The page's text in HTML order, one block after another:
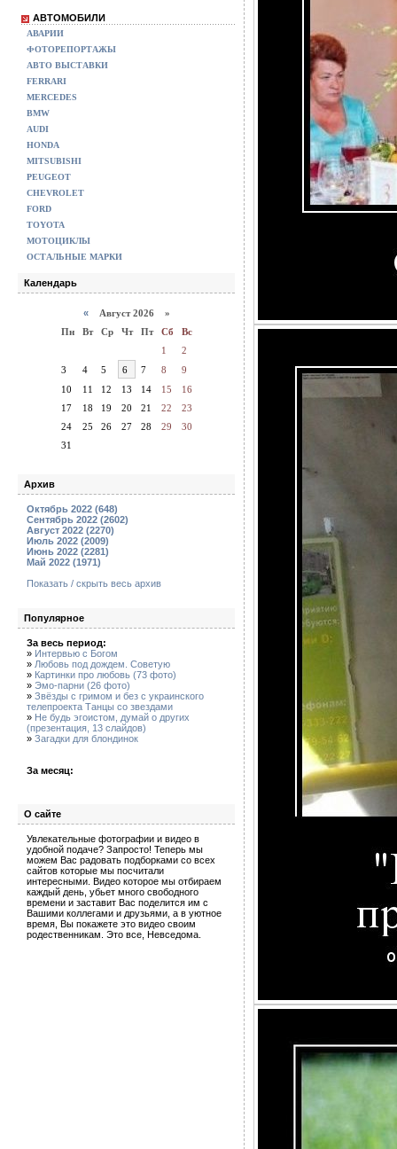
АВТОМОБИЛИ
АВАРИИ
ФОТОРЕПОРТАЖЫ
АВТО ВЫСТАВКИ
FERRARI
MERCEDES
BMW
AUDI
HONDA
MITSUBISHI
PEUGEOT
CHEVROLET
FORD
TOYOTA
МОТОЦИКЛЫ
ОСТАЛЬНЫЕ МАРКИ
Календарь
« Август 2026 »
Пн
Вт Ср Чт Пт Сб
Вс
1
2
3
4 5 6 7 8
9
10
11 12 13 14 15
16
17
18 19 20 21 22
23
24
25 26 27 28 29
30
31
Архив
Октябрь 2022 (648)
Сентябрь 2022 (2602)
Август 2022 (2270)
Июль 2022 (2009)
Июнь 2022 (2281)
Май 2022 (1971)
Показать / скрыть весь архив
Популярное
За весь период:
» Интервью с Богом
» Любовь под дождем. Советую
» Картинки про любовь (73 фото)
» Эмо-парни (26 фото)
» Звёзды с гримом и без с украинского
телепроекта Танцы со звездами
» Не будь эгоистом, думай о других
(презентация, 13 слайдов)
» Загадки для блондинок
За месяц:
О сайте
Увлекательные фотографии и видео в
удобной подаче? Запросто! Теперь мы
можем Вас радовать подборками со всех
сайтов которые мы посчитали
интересными. Видео которое мы отбираем
каждый день, убьет много свободного
времени и заставит Вас поделится им с
Вашими коллегами и друзьями, а в уютное
время, Вы покажете это видео своим
родественникам. Это все, Невседома.